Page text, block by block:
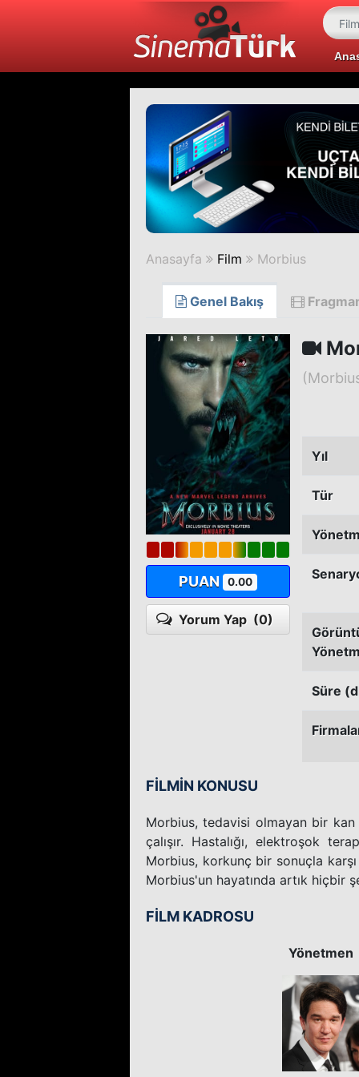
Anasayfa Film Morbius
Genel Bakış
PUAN 0.00
Yorum Yap (0)
Yıl
Tür
Süre
FİLMİN KONUSU
Morbius, tedavisi olmayan bir kan
çalışır. Hastalığı, elektroşok
Morbius, korkunç bir sonuçla
Morbius'un hayatında artık hiçbir
FİLM KADROSU
Yönetmen